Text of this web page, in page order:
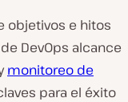
objetivos e hitos
DevOps alcance
monitoreo de
para el éxito